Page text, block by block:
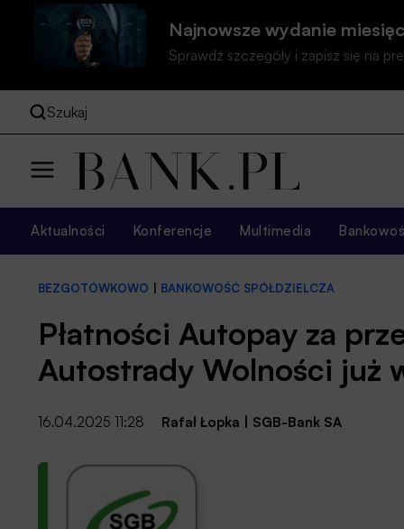
Najnowsze wydanie
Sprawdź szczegóły i zapisz się na
Szukaj
Aktualności Konferencje Multimedia
BEZGOTÓWKOWO | BANKOWOŚĆ SPÓŁDZIELCZA
Płatności Autopay za
Autostrady Wolności już
16.04.2025 11:28 Rafał Łopka SGB-Bank SA